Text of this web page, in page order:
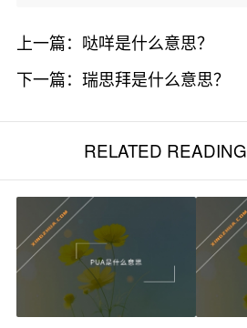
上一篇： 哒咩是什么意思？
下一篇： 瑞思拜是什么意思？
RELATED READING